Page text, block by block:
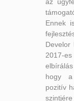
Ennek
Develor
2017-
hogy a
pozitív
szintjére